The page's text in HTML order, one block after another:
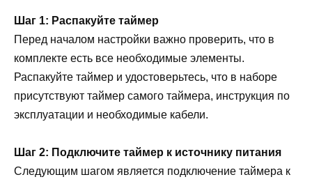
Шаг 1: Распакуйте таймер
Перед началом настройки важно проверить, что в
комплекте есть все необходимые элементы.
Распакуйте таймер и удостоверьтесь, что в наборе
присутствуют таймер самого таймера, инструкция по
эксплуатации и необходимые кабели.
Шаг 2: Подключите таймер к источнику питания
Следующим шагом является подключение таймера к